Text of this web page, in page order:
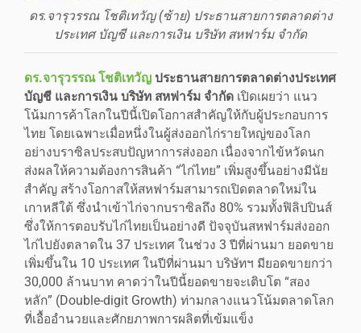
ดร.จารุวรรณ โชติเทวัญ (ซ้าย) ประธานสายการตลาดต่าง
ประเทศ บัญชี และการเงิน บริษัท สหฟาร์ม จำกัด
ดร.จารุวรรณ โชติเทวัญ ประธานสายการตลาดต่างประเทศ
บัญชี และการเงิน บริษัท สหฟาร์ม จำกัด เปิดเผยว่า แนว
โน้มการค้าโลกในปีนี้เปิดโอกาสสำคัญให้กับผู้ประกอบการ
ไทย โดยเฉพาะเมื่อหนึ่งในผู้ส่งออกไก่รายใหญ่ของโลก
อย่างบราซิลประสบปัญหาการส่งออก เนื่องจากไข้หวัดนก
ส่งผลให้ความต้องการสินค้า “ไก่ไทย” เพิ่มสูงขึ้นอย่างมีนัย
สำคัญ สร้างโอกาสให้สหฟาร์มสามารถเปิดตลาดใหม่ใน
เกาหลีใต้ ซึ่งนำเข้าไก่จากบราซิลถึง 80% รวมทั้งฟิลิปปินส์
ซึ่งให้การตอบรับไก่ไทยเป็นอย่างดี ปัจจุบันสหฟาร์มส่งออก
ไก่ไปยังตลาดใน 37 ประเทศ ในช่วง 3 ปีที่ผ่านมา ยอดขาย
เพิ่มขึ้นใน 10 ประเทศ ในปีที่ผ่านมา บริษัทฯ มียอดขายกว่า
30,000 ล้านบาท คาดว่าในปีนี้ยอดขายจะเติบโต “สอง
หลัก” (Double-digit Growth) ท่ามกลางแนวโน้มตลาดโลก
ที่เอื้ออำนวยและศักยภาพการผลิตที่เข้มแข็ง